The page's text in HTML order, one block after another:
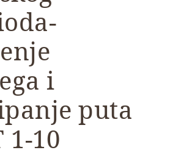
i
puta
1-10